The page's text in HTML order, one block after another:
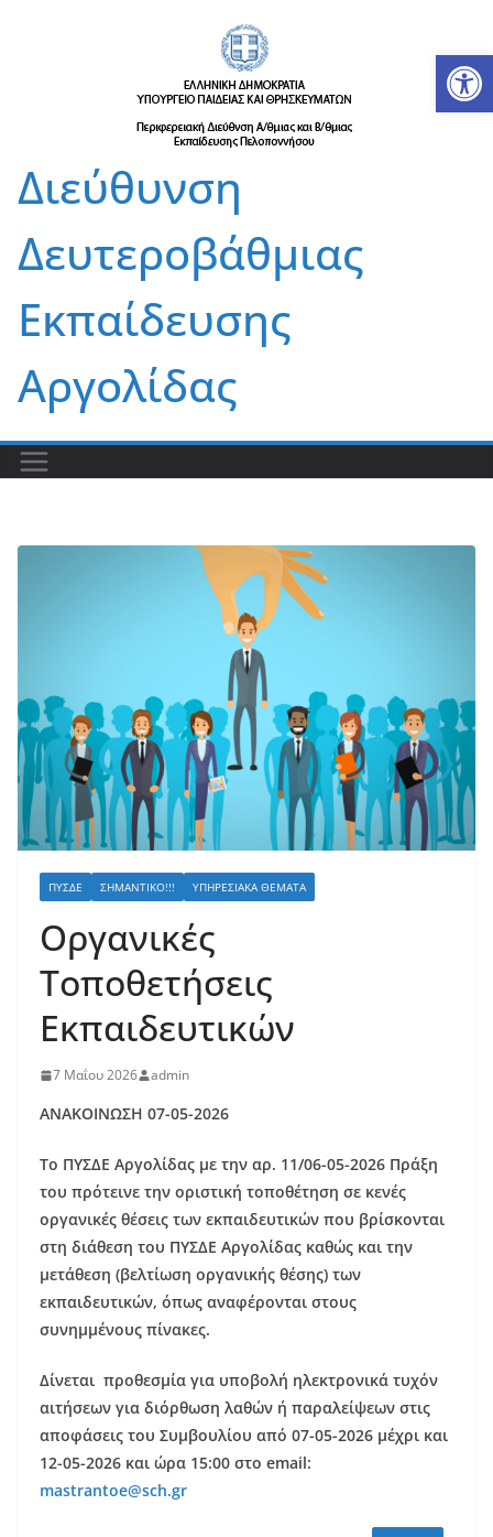
Διεύθυνση
Δευτεροβάθμιας
Εκπαίδευσης
Αργολίδας
ΠΥΣΔΕ ΣΗΜΑΝΤΙΚΌ!!! ΥΠΗΡΕΣΙΑΚΆ ΘΈΜΑΤΑ
Οργανικές
Τοποθετήσεις
Εκπαιδευτικών
7 Μαΐου 2026 admin
ΑΝΑΚΟΙΝΩΣΗ 07-05-2026
Το ΠΥΣΔΕ Αργολίδας με την αρ. 11/06-05-2026 Πράξη
του πρότεινε την οριστική τοποθέτηση σε κενές
οργανικές θέσεις των εκπαιδευτικών που βρίσκονται
στη διάθεση του ΠΥΣΔΕ Αργολίδας καθώς και την
μετάθεση (βελτίωση οργανικής θέσης) των
εκπαιδευτικών, όπως αναφέρονται στους
συνημμένους πίνακες.
Δίνεται προθεσμία για υποβολή ηλεκτρονικά τυχόν
αιτήσεων για διόρθωση λαθών ή παραλείψεων στις
αποφάσεις του Συμβουλίου από 07-05-2026 μέχρι και
12-05-2026 και ώρα 15:00 στο email:
mastrantoe@sch.gr